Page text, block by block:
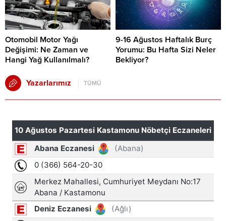
Otomobil Motor Yağı
Değişimi: Ne Zaman ve
Hangi Yağ Kullanılmalı?
9-16 Ağustos Haftalık Burç
Yorumu: Bu Hafta Sizi Neler
Bekliyor?
Yazarlarımız TÜMÜ